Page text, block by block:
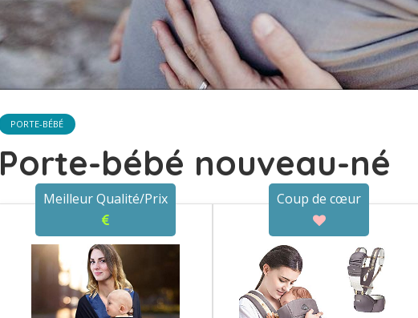
PORTE-BÉBÉ
Porte-bébé nouveau-né
Meilleur Qualité/Prix Coup de cœur